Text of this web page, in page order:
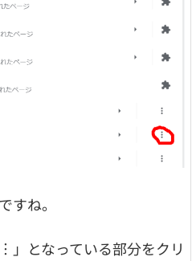
すね。
」となっている部分をクリ